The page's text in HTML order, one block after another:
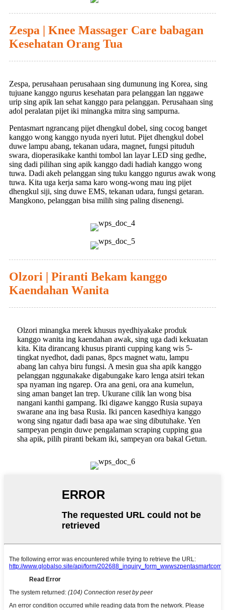
Zespa | Knee Massager Care babagan
Kesehatan Orang Tua
Zespa, perusahaan perusahaan sing dumunung ing Korea, sing
tujuane kanggo ngurus kesehatan para pelanggan lan nggawe
urip sing apik lan sehat kanggo para pelanggan. Perusahaan sing
adol peralatan pijet iki minangka mitra sing sampurna.
Pentasmart ngrancang pijet dhengkul dobel, sing cocog banget
kanggo wong kanggo nyuda nyeri lutut. Pijet dhengkul dobel
duwe lampu abang, tekanan udara, magnet, fungsi pituduh
swara, dioperasikake kanthi tombol lan layar LED sing gedhe,
sing dadi pilihan sing apik kanggo dadi hadiah kanggo wong
tuwa. Dadi akeh pelanggan sing tuku kanggo ngurus awak wong
tuwa. Kita uga kerja sama karo wong-wong mau ing pijet
dhengkul siji, sing duwe EMS, tekanan udara, fungsi getaran.
Mangkono, pelanggan bisa milih sing paling disenengi.
Olzori | Piranti Bekam kanggo
Kaendahan Wanita
Olzori minangka merek khusus nyedhiyakake produk
kanggo wanita ing kaendahan awak, sing uga dadi kekuatan
kita. Kita dirancang khusus piranti cupping kang wis 5-
tingkat nyedhot, dadi panas, 8pcs magnet watu, lampu
abang lan cahya biru fungsi. A mesin gua sha apik kanggo
pelanggan nggunakake digabungake karo lenga atsiri tekan
spa nyaman ing ngarep. Ora ana geni, ora ana kumelun,
sing aman banget lan trep. Ukurane cilik lan wong bisa
nangani kanthi gampang. Iki digawe kanggo Rusia supaya
swarane ana ing basa Rusia. Iki pancen kasedhiya kanggo
wong sing ngatur dadi basa apa wae sing dibutuhake. Yen
sampeyan pengin duwe pengalaman scraping cupping gua
sha apik, pilih piranti bekam iki, sampeyan ora bakal Getun.